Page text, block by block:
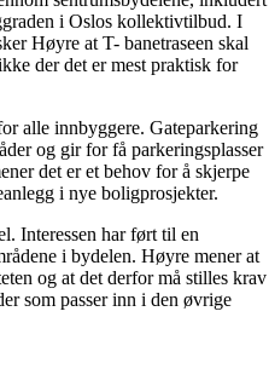
i Oslos kollektivtilbud. I
Høyre at T- banetraseen skal
der det er mest praktisk for
alle innbyggere. Gateparkering
og gir for få parkeringsplasser
det er et behov for å skjerpe
i nye boligprosjekter.
Interessen har ført til en
i bydelen. Høyre mener at
og at det derfor må stilles krav
som passer inn i den øvrige